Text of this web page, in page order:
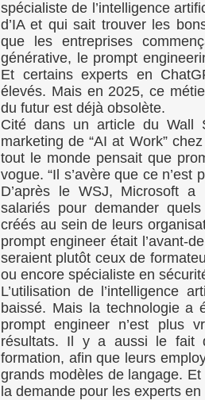
spécialiste de l’intelligence
d’IA et qui sait trouver les
que les entreprises
générative, le prompt
Et certains experts en
élevés. Mais en 2025, ce
du futur est déjà obsolète.
Cité dans un article du Wall
marketing de “AI at Work”
tout le monde pensait que
vogue. “Il s’avère que ce
D’après le WSJ, Microsoft
salariés pour demander
créés au sein de leurs
prompt engineer était l’avant-
seraient plutôt ceux de
ou encore spécialiste en
L’utilisation de l’intelligence
baissé. Mais la technologie a
prompt engineer n’est plus
résultats. Il y a aussi le fait
formation, afin que leurs
grands modèles de langage.
la demande pour les experts